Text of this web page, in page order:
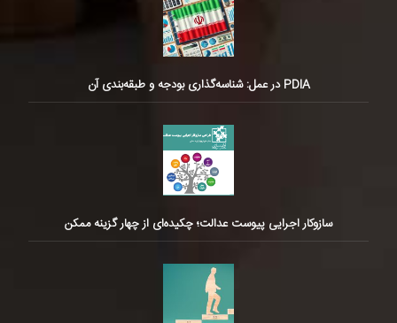
PDIA در عمل: شناسه‌گذاری بودجه و طبقه‌بندی آن
سازوکار اجرایی پیوست عدالت؛ چکیده‌ای از چهار گزینه ممکن